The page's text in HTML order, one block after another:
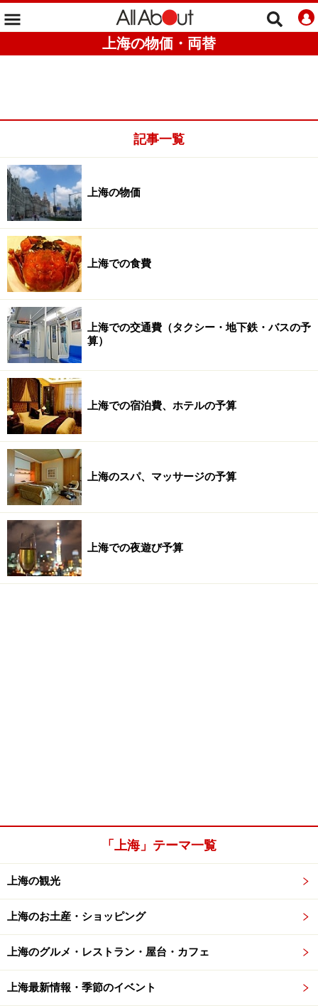
上海の物価・両替
記事一覧
上海の物価
上海での食費
上海での交通費（タクシー・地下鉄・バスの予
算）
上海での宿泊費、ホテルの予算
上海のスパ、マッサージの予算
上海での夜遊び予算
「上海」テーマ一覧
上海の観光
上海のお土産・ショッピング
上海のグルメ・レストラン・屋台・カフェ
上海最新情報・季節のイベント